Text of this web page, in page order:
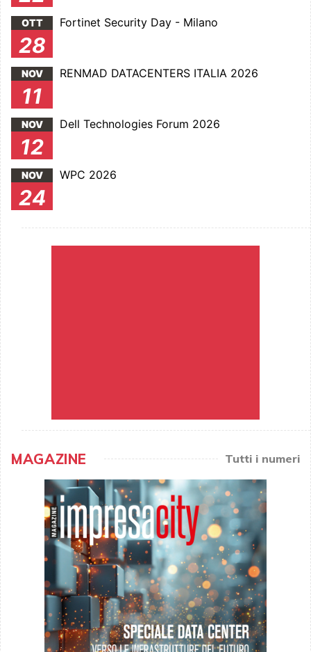
OTT
28
Fortinet Security Day - Milano
NOV
11
RENMAD DATACENTERS ITALIA 2026
NOV
12
Dell Technologies Forum 2026
NOV
24
WPC 2026
MAGAZINE Tutti i numeri